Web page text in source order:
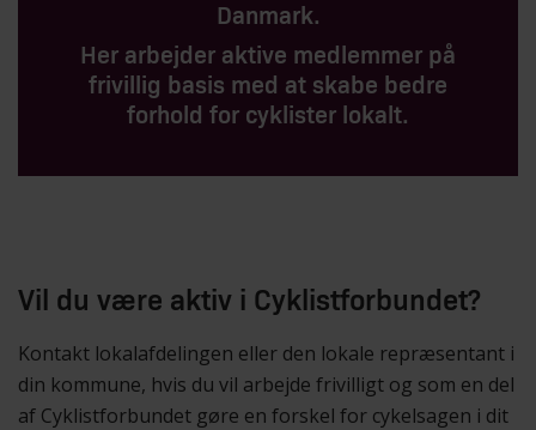
Danmark.
Her arbejder aktive medlemmer på
frivillig basis med at skabe bedre
forhold for cyklister lokalt.
Vil du være aktiv i Cyklistforbundet?
Kontakt lokalafdelingen eller den lokale repræsentant i
din kommune, hvis du vil arbejde frivilligt og som en del
af Cyklistforbundet gøre en forskel for cykelsagen i dit